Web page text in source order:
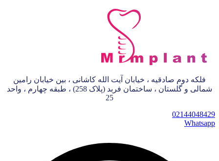
فلکه دوم صادقیه ، خیابان آیت الله کاشانی ، بین خیابان رامین
شمالی و گلستان ، ساختمان فربد (پلاک 258) ، طبقه چهارم ، واحد
25
02144048429
Whatsapp